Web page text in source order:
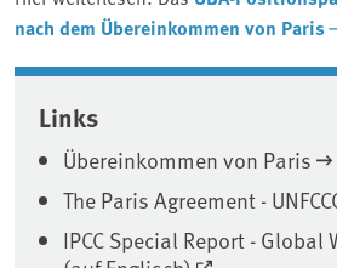
nach dem Übereinkommen von Paris
Associated content
Links
Übereinkommen von Paris
The Paris Agreement -
IPCC Special Report - Global